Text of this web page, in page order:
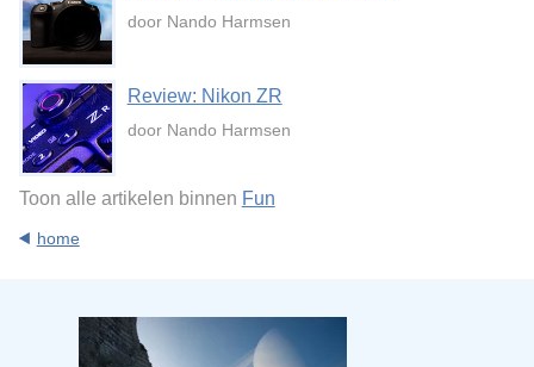
door Nando Harmsen
Review: Nikon ZR
door Nando Harmsen
Toon alle artikelen binnen Fun
home